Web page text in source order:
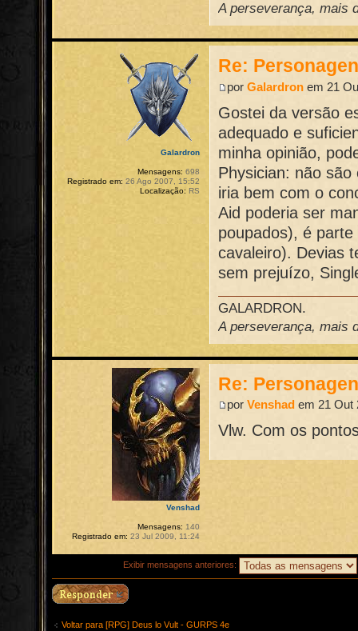
A perseverança, mais
Re:
porGalardron em 21
Gostei da versão
adequado e
minha opinião,
Physician: não
iria bem com o
Aid poderia ser
poupados), é
cavaleiro). Devias
sem prejuízo,
GALARDRON.
A perseverança, mais
Galardron
Mensagens: 698
Registrado em: 26 Ago 2007, 15:52
Localização: RS
Re:
porVenshad em 21 Out
Vlw. Com os
Venshad
Mensagens: 140
Registrado em: 23 Jul 2009, 11:24
Exibir mensagens anteriores:
Voltar para [RPG] Deus lo Vult - GURPS 4e